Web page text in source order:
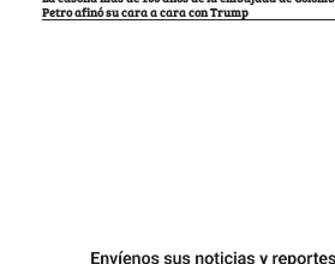
Petro afinó su cara a cara con Trump